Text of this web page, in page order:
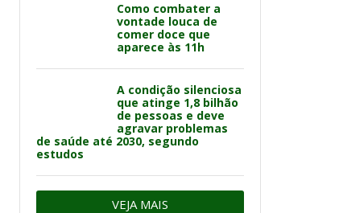
Como combater a
vontade louca de
comer doce que
aparece às 11h
A condição silenciosa
que atinge 1,8 bilhão
de pessoas e deve
agravar problemas
de saúde até 2030, segundo
estudos
VEJA MAIS